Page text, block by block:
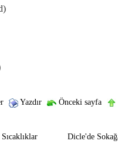
Yazdır Önceki sayfa
Dicle'de